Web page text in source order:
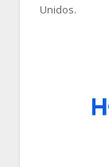
Unidos.